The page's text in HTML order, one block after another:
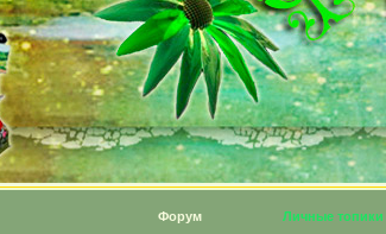
Форум Личные топики